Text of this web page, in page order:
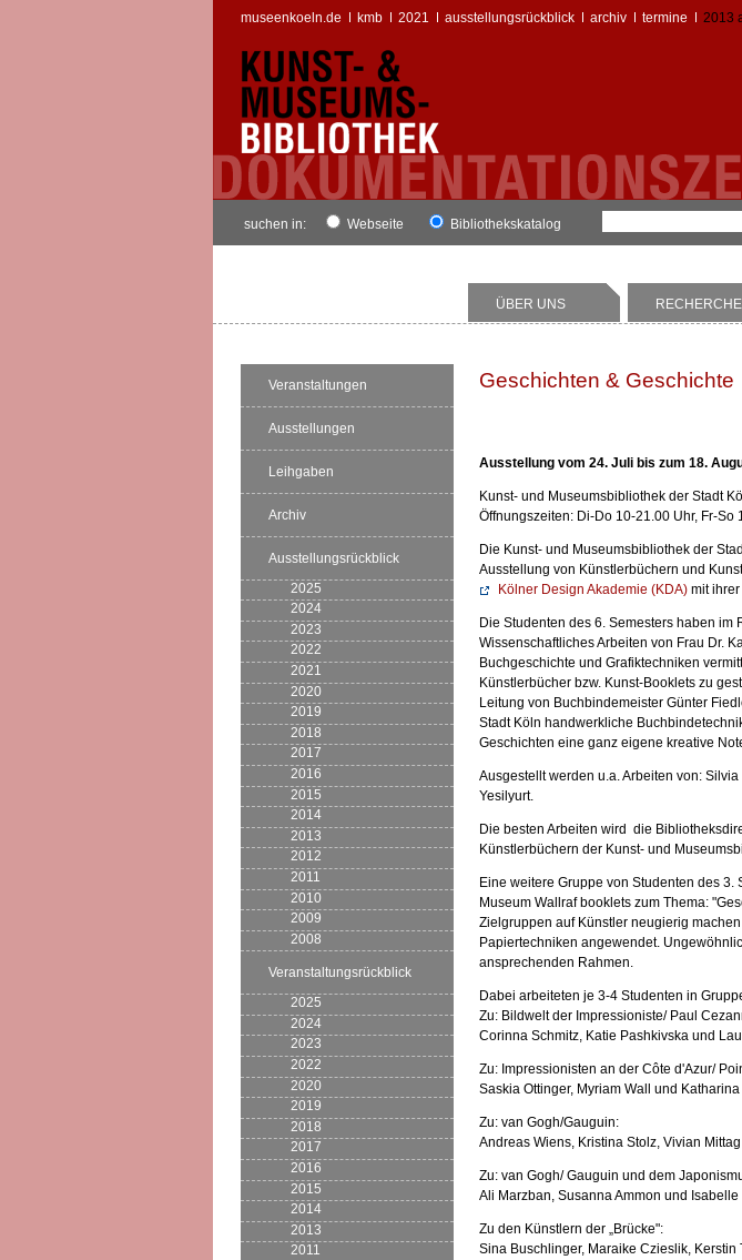
museenkoeln.de kmb 2021 ausstellungsrückblick archiv termine 2013
suchen in: Webseite Bibliothekskatalog
ÜBER UNS RECHERCHE
Veranstaltungen
Ausstellungen
Leihgaben
Archiv
Ausstellungsrückblick
2025
2024
2023
2022
2021
2020
2019
2018
2017
2016
2015
2014
2013
2012
2011
2010
2009
2008
Veranstaltungsrückblick
2025
2024
2023
2022
2020
2019
2018
2017
2016
2015
2014
2013
2011
Geschichten & Geschichte
Ausstellung vom 24. Juli bis zum 18.
Kunst- und Museumsbibliothek der Stadt
Öffnungszeiten: Di-Do 10-21.00 Uhr, Fr-So
Die Kunst- und Museumsbibliothek der
Ausstellung von Künstlerbüchern und
Kölner Design Akademie (KDA) mit
Die Studenten des 6. Semesters haben
Wissenschaftliches Arbeiten von Frau Dr.
Buchgeschichte und Grafiktechniken
Künstlerbücher bzw. Kunst-Booklets zu
Leitung von Buchbindemeister Günter
Stadt Köln handwerkliche
Geschichten eine ganz eigene kreative
Ausgestellt werden u.a. Arbeiten von:
Yesilyurt.
Die besten Arbeiten wird die
Künstlerbüchern der Kunst- und
Eine weitere Gruppe von Studenten des
Museum Wallraf booklets zum Thema:
Zielgruppen auf Künstler neugierig
Papiertechniken angewendet.
ansprechenden Rahmen.
Dabei arbeiteten je 3-4 Studenten in
Zu: Bildwelt der Impressioniste/ Paul
Corinna Schmitz, Katie Pashkivska und
Zu: Impressionisten an der Côte d'Azur/
Saskia Ottinger, Myriam Wall und
Zu: van Gogh/Gauguin:
Andreas Wiens, Kristina Stolz, Vivian
Zu: van Gogh/ Gauguin und dem
Ali Marzban, Susanna Ammon und
Zu den Künstlern der „Brücke":
Sina Buschlinger, Maraike Czieslik,